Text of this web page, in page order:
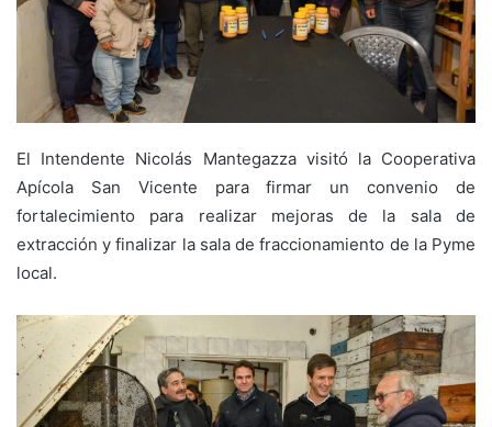
El Intendente Nicolás Mantegazza visitó la Cooperativa
Apícola San Vicente para firmar un convenio de
fortalecimiento para realizar mejoras de la sala de
extracción y finalizar la sala de fraccionamiento de la Pyme
local.